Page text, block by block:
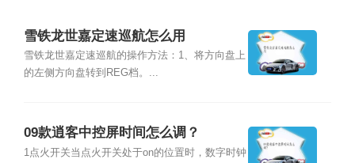
雪铁龙世嘉定速巡航怎么用
雪铁龙世嘉定速巡航的操作方法：1、将方向盘上
的左侧方向盘转到REG档。...
09款逍客中控屏时间怎么调？
1点火开关当点火开关处于on的位置时，数字时钟